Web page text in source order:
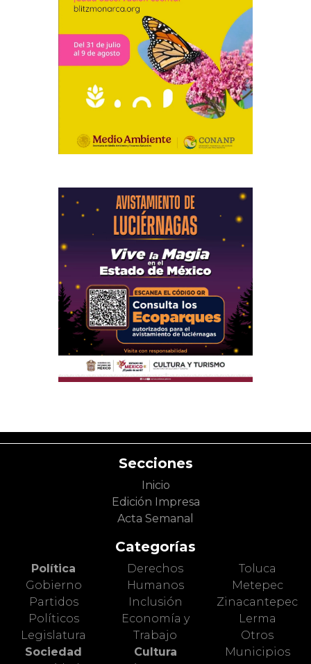
Secciones
Inicio
Edición Impresa
Acta Semanal
Categorías
Política
Gobierno
Partidos
Políticos
Legislatura
Sociedad
Derechos
Humanos
Inclusión
Economía y
Trabajo
Cultura
Toluca
Metepec
Zinacantepec
Lerma
Otros
Municipios